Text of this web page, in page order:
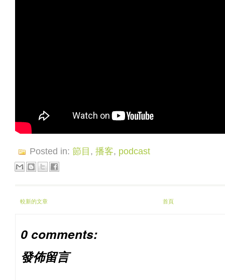
Posted in: 節目, 播客, podcast
較新的文章 首頁
0 comments:
發佈留言